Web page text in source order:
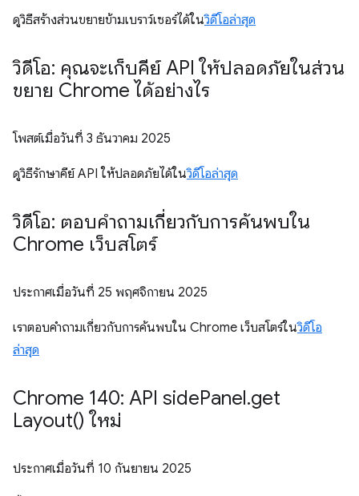
ดูวิธีสร้างส่วนขยายข้ามเบราว์เซอร์ได้ในวิดีโอล่าสุด
วิดีโอ: คุณจะเก็บคีย์ API ให้ปลอดภัยในส่วน
ขยาย Chrome ได้อย่างไร
โพสต์เมื่อวันที่ 3 ธันวาคม 2025
ดูวิธีรักษาคีย์ API ให้ปลอดภัยได้ในวิดีโอล่าสุด
วิดีโอ: ตอบคำถามเกี่ยวกับการค้นพบใน
Chrome เว็บสโตร์
ประกาศเมื่อวันที่ 25 พฤศจิกายน 2025
เราตอบคำถามเกี่ยวกับการค้นพบใน Chrome เว็บสโตร์ในวิดีโอ
ล่าสุด
Chrome 140: API sidePanel.get
Layout() ใหม่
ประกาศเมื่อวันที่ 10 กันยายน 2025